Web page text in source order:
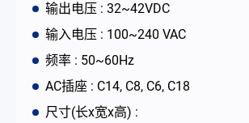
输出电压 : 32~42VDC
输入电压 : 100~240 VAC
频率 : 50~60Hz
AC插座 : C14, C8, C6, C18
尺寸(长x宽x高) :